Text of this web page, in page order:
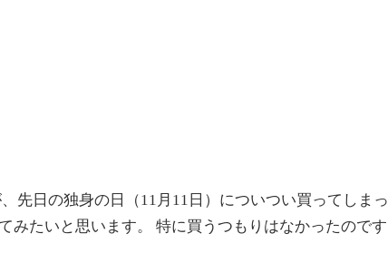
先日の独身の日（11月11日）についつい買ってしまっ
みたいと思います。 特に買うつもりはなかったのです